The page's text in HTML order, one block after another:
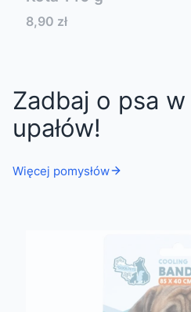
Cena
8,90 zł
Zadbaj o psa
upałów!
Więcej pomysłów